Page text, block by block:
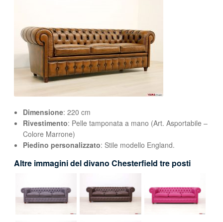
Dimensione: 220 cm
Rivestimento: Pelle tamponata a mano (Art. Asportabile –
Colore Marrone)
Piedino personalizzato: Stile modello England.
Altre immagini del divano Chesterfield tre posti